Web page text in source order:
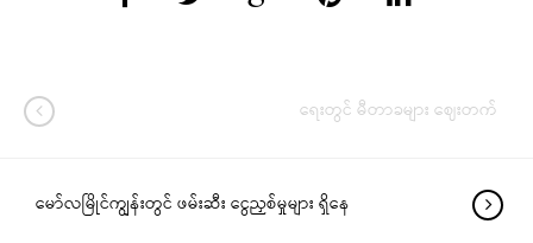
ရေးတွင် မီတာခများ ဈေးတက်
မော်လမြိုင်ကျွန်းတွင် ဖမ်းဆီး ငွေညှစ်မှုများ ရှိနေ